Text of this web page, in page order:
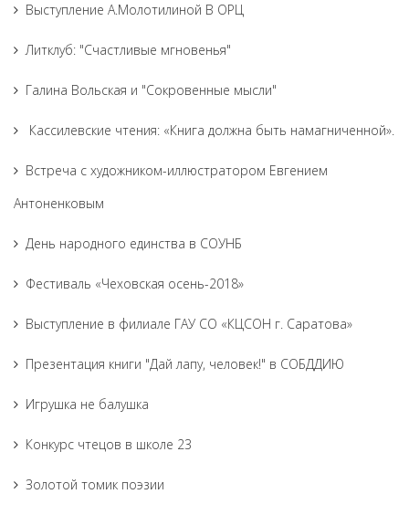
Выступление А.Молотилиной В ОРЦ
Литклуб: "Счастливые мгновенья"
Галина Вольская и "Сокровенные мысли"
Кассилевские чтения: «Книга должна быть намагниченной».
Встреча с художником-иллюстратором Евгением
Антоненковым
День народного единства в СОУНБ
Фестиваль «Чеховская осень-2018»
Выступление в филиале ГАУ СО «КЦСОН г. Саратова»
Презентация книги "Дай лапу, человек!" в СОБДДИЮ
Игрушка не балушка
Конкурс чтецов в школе 23
Золотой томик поэзии